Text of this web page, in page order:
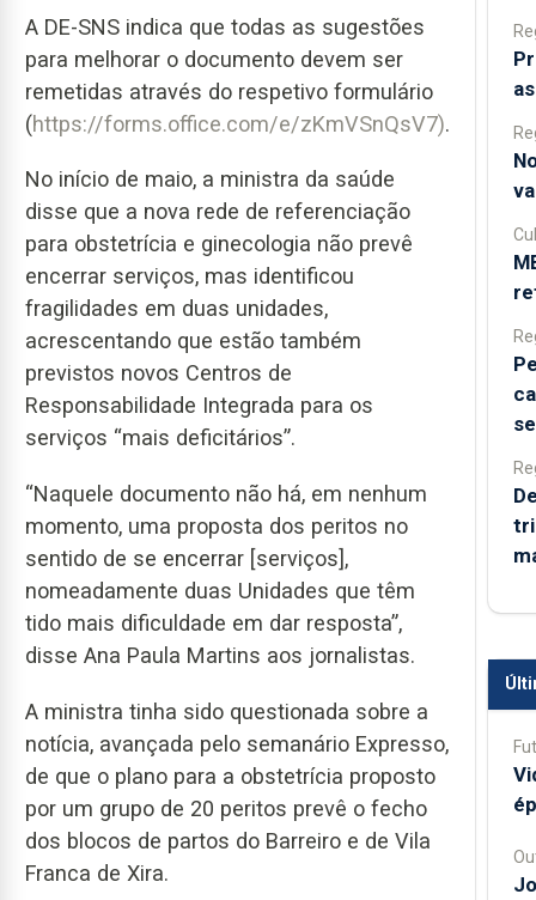
A DE-SNS indica que todas as sugestões
para melhorar o documento devem ser
remetidas através do respetivo formulário
(https://forms.office.com/e/zKmVSnQsV7).
No início de maio, a ministra da saúde
disse que a nova rede de referenciação
para obstetrícia e ginecologia não prevê
encerrar serviços, mas identificou
fragilidades em duas unidades,
acrescentando que estão também
previstos novos Centros de
Responsabilidade Integrada para os
serviços “mais deficitários”.
“Naquele documento não há, em nenhum
momento, uma proposta dos peritos no
sentido de se encerrar [serviços],
nomeadamente duas Unidades que têm
tido mais dificuldade em dar resposta”,
disse Ana Paula Martins aos jornalistas.
A ministra tinha sido questionada sobre a
notícia, avançada pelo semanário Expresso,
de que o plano para a obstetrícia proposto
por um grupo de 20 peritos prevê o fecho
dos blocos de partos do Barreiro e de Vila
Franca de Xira.